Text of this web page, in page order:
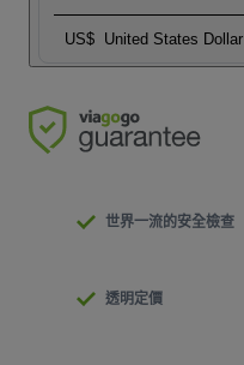
US$ United States Dollar
世界一流的安全檢查
透明定價